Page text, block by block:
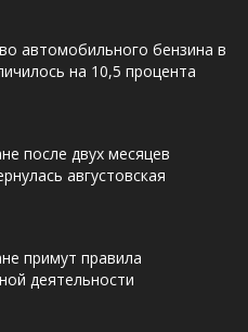
автомобильного бензина в
на 10,5 процента
после двух месяцев
августовская
примут правила
деятельности